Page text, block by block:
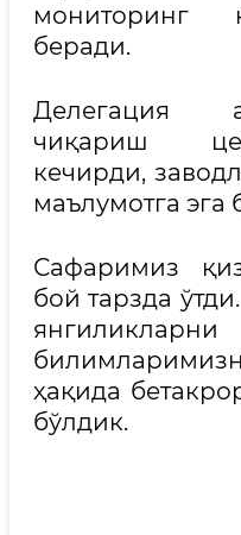
мониторинг
беради.
Делегация
чиқариш
кечирди,
маълумотга эга
Сафаримиз
бой тарзда
ҳақида
бўлдик.